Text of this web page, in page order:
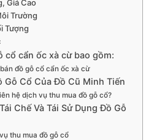
Giá Cao
Trường
Tượng
cổ cẩn ốc xà cừ bao gồm:
đồ gỗ cổ cẩn ốc xà cừ
Gỗ Cổ Của Đồ Cũ Minh Tiến
hệ dịch vụ thu mua đồ gỗ cổ?
Chế Và Tái Sử Dụng Đồ Gỗ
thu mua đồ gỗ cổ